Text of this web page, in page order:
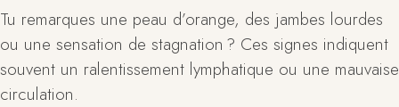
Tu remarques une peau d’orange, des jambes lourdes
ou une sensation de stagnation ? Ces signes indiquent
souvent un ralentissement lymphatique ou une mauvaise
circulation.